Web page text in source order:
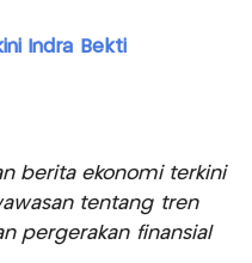
Indra Bekti
berita ekonomi terkini
tentang tren
pergerakan finansial